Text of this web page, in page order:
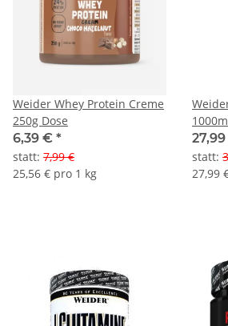
Weider Whey Protein Creme
250g Dose
6,39 € *
statt: 7,99 €
25,56 € pro 1 kg
statt:
27,99